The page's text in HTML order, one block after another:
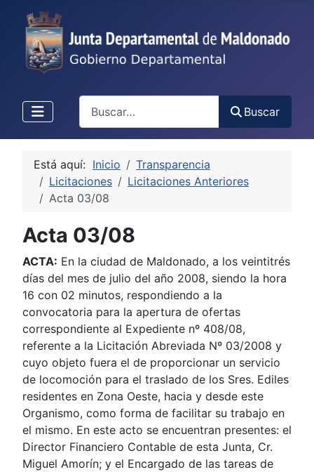
Buscar
Está aquí: Inicio
Transparencia
Licitaciones
Licitaciones Anteriores
Acta 03/08
Acta 03/08
ACTA: En la ciudad de Maldonado, a los veintitrés
días del mes de julio del año 2008, siendo la hora
16 con 02 minutos, respondiendo a la
convocatoria para la apertura de ofertas
correspondiente al Expediente nº 408/08,
referente a la Licitación Abreviada Nº 03/2008 y
cuyo objeto fuera el de proporcionar un servicio
de locomoción para el traslado de los Sres. Ediles
residentes en Zona Oeste, hacia y desde este
Organismo, como forma de facilitar su trabajo en
el mismo. En este acto se encuentran presentes: el
Director Financiero Contable de esta Junta, Cr.
Miguel Amorín; y el Encargado de las tareas de